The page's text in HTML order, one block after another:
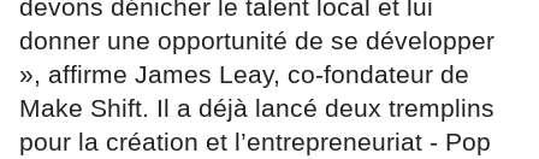
devons dénicher le talent local et lui
donner une opportunité de se développer
», affirme James Leay, co-fondateur de
Make Shift. Il a déjà lancé deux tremplins
pour la création et l’entrepreneuriat - Pop